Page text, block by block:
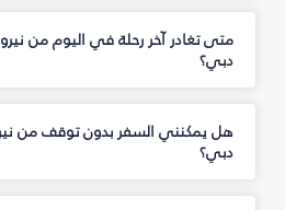
متى تغادر آخر رحلة في اليوم من
دبي؟
هل يمكنني السفر بدون توقف من
دبي؟